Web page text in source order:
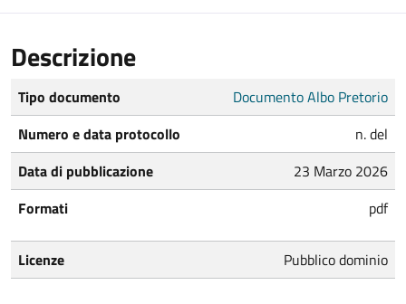
Descrizione
Tipo documento
Documento Albo Pretorio
Numero e data protocollo
n. del
Data di pubblicazione
23 Marzo 2026
Formati
pdf
Licenze Pubblico dominio